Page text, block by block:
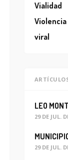
Vialidad
Violencia
viral
29 DE JUL.
29 DE JUL.